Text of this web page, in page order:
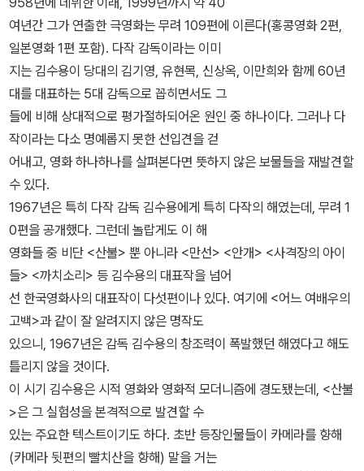
여년간 그가 연출한 극영화는 무려 109편에 이른다(홍콩영화 2편,
일본영화 1편 포함). 다작 감독이라는 이미
지는 김수용이 당대의 김기영, 유현목, 신상옥, 이만희와 함께 60년
대를 대표하는 5대 감독으로 꼽히면서도 그
들에 비해 상대적으로 평가절하되어온 원인 중 하나이다. 그러나 다
작이라는 다소 명예롭지 못한 선입견을 걷
어내고, 영화 하나하나를 살펴본다면 뜻하지 않은 보물들을 재발견할
수 있다.
1967년은 특히 다작 감독 김수용에게 특히 다작의 해였는데, 무려 1
0편을 공개했다. 그런데 놀랍게도 이 해
영화들 중 비단 <산불> 뿐 아니라 <만선> <안개> <사격장의 아이
들> <까치소리> 등 김수용의 대표작을 넘어
선 한국영화사의 대표작이 다섯편이나 있다. 여기에 <어느 여배우의
고백>과 같이 잘 알려지지 않은 명작도
있으니, 1967년은 감독 김수용의 창조력이 폭발했던 해였다고 해도
틀리지 않을 것이다.
이 시기 김수용은 시적 영화와 영화적 모더니즘에 경도됐는데, <산불
>은 그 실험성을 본격적으로 발견할 수
있는 주요한 텍스트이기도 하다. 초반 등장인물들이 카메라를 향해
(카메라 뒷편의 빨치산을 향해) 말을 거는